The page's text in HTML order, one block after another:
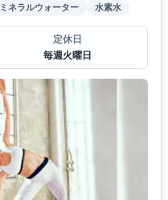
ミネラルウォーター 水素水
定休日
毎週火曜日